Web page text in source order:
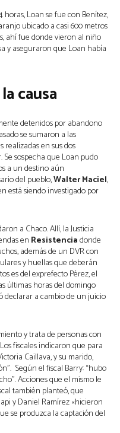
horas, Loan se fue con Benítez,
ubicado a casi 600 metros
ahí fue donde vieron al niño
y aseguraron que Loan había
causa
detenidos por abandono
se sumaron a las
realizadas en sus dos
sospecha que Loan pudo
a un destino aún
del pueblo, Walter Maciel,
está siendo investigado por
a Chaco. Allí, la Justicia
en Resistencia donde
además de un DVR con
y huellas que deberán
es del exprefecto Pérez, el
últimas horas del domingo
declarar a cambio de un juicio
y trata de personas con
fiscales indicaron que para
Caillava, y su marido,
Según el fiscal Barry: “hubo
Acciones que el mismo le
también planteó, que
y Daniel Ramírez «hicieron
se produzca la captación del